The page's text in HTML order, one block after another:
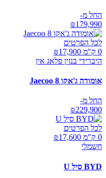
החל מ-
₪179,990
לכל הפרטים
0 ק"מ ₪
17,900
היברידי בנזין פלאג אין
אומודה ג'אקו Jaecoo 8
החל מ-
₪229,900
לכל הפרטים
0 ק"מ ₪
17,600
חשמלי
BYD סיל U